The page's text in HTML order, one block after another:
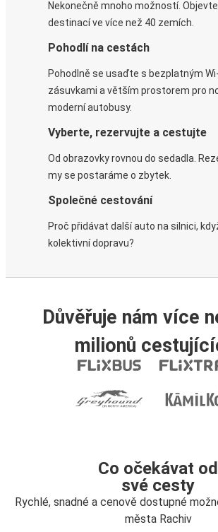
Nekonečně mnoho možností.
destinací ve více než 40 zemích.
Pohodlí na cestách
Pohodlně se usaďte s bezplatným
zásuvkami a větším prostorem pro
moderní autobusy.
Vyberte, rezervujte a cestujte
Od obrazovky rovnou do sedadla.
my se postaráme o zbytek.
Společné cestování
Proč přidávat další auto na silnici,
kolektivní dopravu?
Důvěřuje nám více
milionů
Co očekávat od
své cesty
Rychlé, snadné a cenově dostupné
města Rachiv